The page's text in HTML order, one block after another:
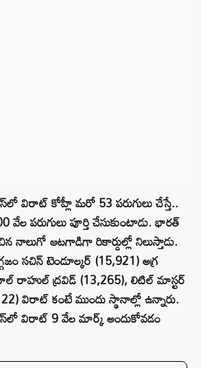
విరాట్ కోహ్లీ మరో 53 పరుగులు చేస్తే..
పరుగులు పూర్తి చేసుకుంటాడు. భారత్
నాలుగో ఆటగాడిగా రికార్డుల్లో నిలుస్తాడు.
సచిన్ టెండూల్కర్ (15,921) అగ్ర
రాహుల్ ద్రవిడ్ (13,265), లిటిల్ మాస్టర్
విరాట్ కంటే ముందు స్థానాల్లో ఉన్నారు.
విరాట్ 9 వేల మార్క్ అందుకోవడం